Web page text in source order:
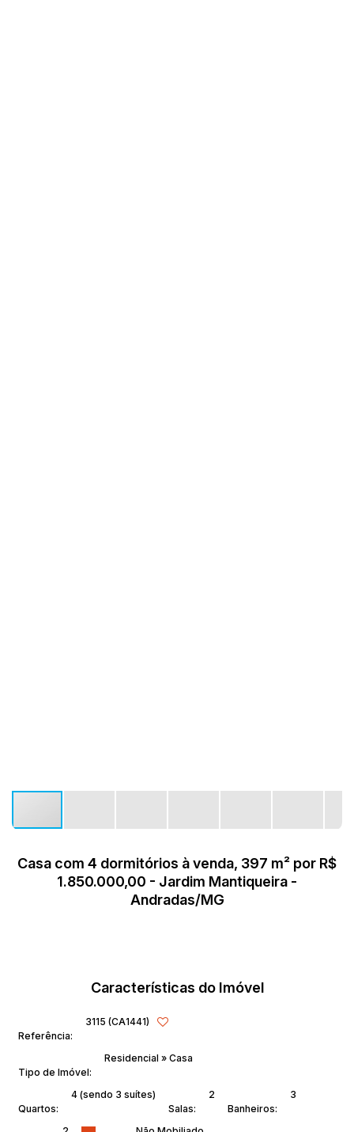
Casa com 4 dormitórios à venda, 397 m² por R$
1.850.000,00 - Jardim Mantiqueira -
Andradas/MG
Características do Imóvel
Referência:
3115 (CA1441)
Tipo de Imóvel:
Residencial » Casa
Quartos:
4 (sendo 3 suítes)
Salas:
2
Banheiros:
3